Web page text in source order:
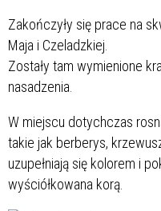
Zakończyły się prace na
Maja i Czeladzkiej.
Zostały tam wymienione
nasadzenia.
W miejscu dotychczas
takie jak berberys,
uzupełniają się kolorem i
wyściółkowana korą.